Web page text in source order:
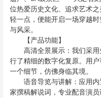
位热爱历史文化、追求艺术
轻一点，便能开启一场穿越
与风采。
【产品功能】
高清全景展示：我们采用
行了精细的数字化复原。用
一个细节，仿佛身临其境。
语音导览与讲解：应用内
家撰稿解说词，专业配音演